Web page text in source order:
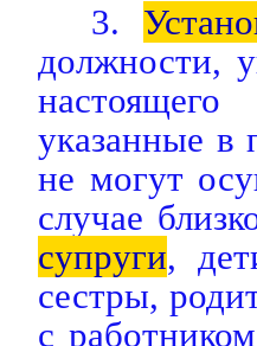
3.
должности,
указанные в
не могут
случае
супруги,
сестры,
с